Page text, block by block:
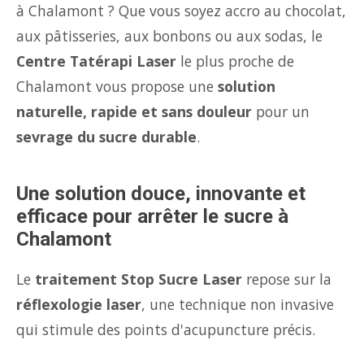
à Chalamont ? Que vous soyez accro au chocolat,
aux pâtisseries, aux bonbons ou aux sodas, le
Centre Tatérapi Laser le plus proche de
Chalamont vous propose une solution
naturelle, rapide et sans douleur pour un
sevrage du sucre durable.
Une solution douce, innovante et
efficace pour arrêter le sucre à
Chalamont
Le traitement Stop Sucre Laser repose sur la
réflexologie laser, une technique non invasive
qui stimule des points d'acupuncture précis.